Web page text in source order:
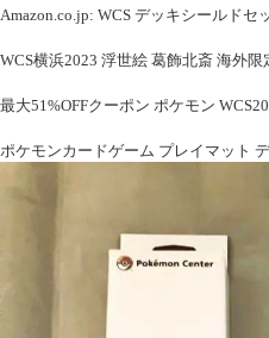
Amazon.co.jp: WCS デッキシールドセ
WCS横浜2023 浮世絵 葛飾北斎 海外限
最大51%OFFクーポン ポケモン
ポケモンカードゲーム プレイマット